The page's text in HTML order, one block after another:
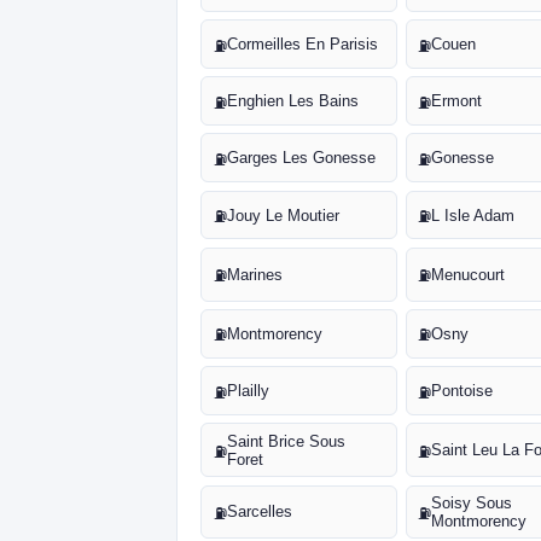
⛽Cormeilles En Parisis ⛽Couen
⛽Enghien Les Bains ⛽Ermont
⛽Garges Les Gonesse ⛽Gonesse
⛽Jouy Le Moutier ⛽L Isle Adam
⛽Marines ⛽Menucourt
⛽Montmorency ⛽Osny
⛽Plailly ⛽Pontoise
⛽
Saint Brice Sous
Foret
⛽Saint Leu La
⛽Sarcelles ⛽
Soisy Sous
Montmorency